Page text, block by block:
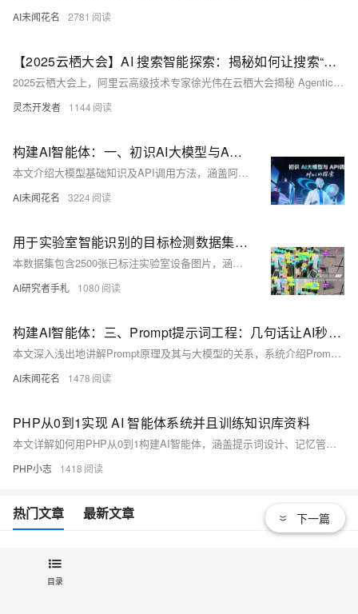
目录
AI未闻花名 2781
【2025云栖大会】AI 搜索智能探索：揭秘如何让搜索“有大脑”
2025云栖大会上，阿里云高级技术专家徐光伟在云栖大会揭秘 Agentic Search 技术，涵盖低维向量模型、多模态检索、NL2SQL及DeepSearch/Research智能体系统。未来，“AI搜索已从‘信息匹配’迈向‘智能决策’，阿里云将持续通过技术创新与产品化能力，为企业构建下一代智能信息获取系统。”
灵杰开发者 1144
构建AI智能体：一、初识AI大模型与API调用
本文介绍大模型基础知识及API调用方法，涵盖阿里云百炼平台密钥申请、DashScope SDK使用、Python调用示例（如文本情感分析、图像文字识别），助力开发者快速上手大模型应用开发。
AI未闻花名 3224
用于实验室智能识别的目标检测数据集（2500张图片已划分、已标注） | AI训练适用于目标检测任务
本数据集包含2500张已标注实验室设备图片，涵盖空调、灭火器、显示器等10类常见设备，适用于YOLO等目标检测模型训练。数据多样、标注规范，支持智能巡检、设备管理与科研教学，助力AI赋能智慧实验室建设。
AI研究者手札 1080
构建AI智能体：三、Prompt提示词工程：几句话让AI秒懂你心
本文深入浅出地讲解Prompt原理及其与大模型的关系，系统介绍Prompt的核心要素、编写原则与应用场景，帮助用户通过精准指令提升AI交互效率，释放大模型潜能。
AI未闻花名 1478
PHP从0到1实现 AI 智能体系统并且训练知识库资料
本文详解如何用PHP从0到1构建AI智能体，涵盖提示词设计、记忆管理、知识库集成与反馈优化四大核心训练维度，结合实战案例与系统架构，助你打造懂业务、会进化的专属AI助手。
PHP小志 1418
热门文章 最新文章
阿里封神谈hadoop生态学习之路
下一篇